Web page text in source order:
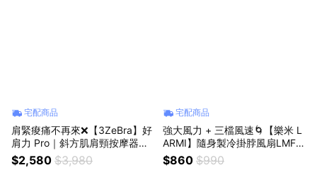
宅配商品
肩緊痠痛不再來❌【3ZeBra】好
肩力 Pro｜斜方肌肩頸按摩器✨
深層放鬆享受 (SHOPPING99)
$2,580 $3,980
宅配商品
強大風力 + 三檔風速🌀【樂米 L
ARMI】隨身製冷掛脖風扇LMF1
8✨急速製冷冰直降10°C✨超長
續航力⚡(SHOPPING99)
$860 $990